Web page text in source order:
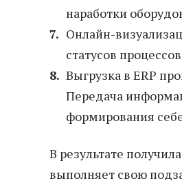
наработки
Онлайн-
статусов
Выгрузка в ERP
Передача
формирования
В результате
выполняет свою